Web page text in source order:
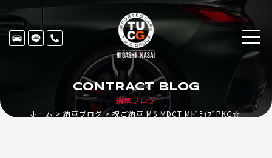
納車ブログ
CONTRACT BLOG
ホーム 納車ブログ 祝ご納車 M5 MDCT MﾄﾞﾗｲﾌﾞPKG☆